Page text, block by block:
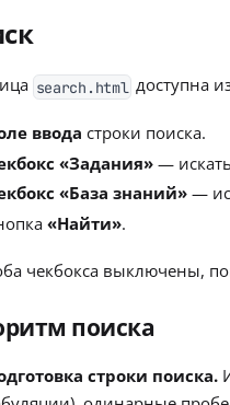
search.html доступна
ввода строки поиска.
«Задания» —
«База знаний» —
«Найти».
чекбокса выключены,
поиска
строки поиска.